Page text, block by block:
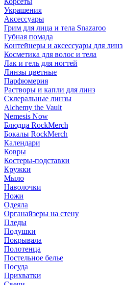
Украшения
Аксессуары
Грим для лица и тела Snazaroo
Губная помада
Контейнеры и аксессуары для линз
Косметика для волос и тела
Лак и гель для ногтей
Линзы цветные
Парфюмерия
Растворы и капли для линз
Склеральные линзы
Alchemy the Vault
Nemesis Now
Блюдца RockMerch
Бокалы RockMerch
Календари
Ковры
Костеры-подставки
Кружки
Мыло
Наволочки
Ножи
Одеяла
Органайзеры на стену
Пледы
Подушки
Покрывала
Полотенца
Постельное белье
Посуда
Прихватки